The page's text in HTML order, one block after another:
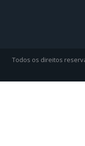
Todos os direitos